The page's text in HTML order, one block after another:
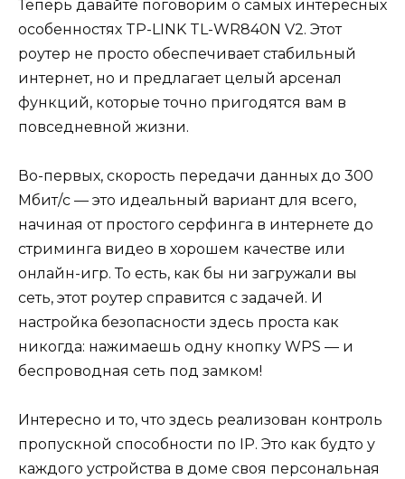
Теперь давайте поговорим о самых интересных
особенностях TP-LINK TL-WR840N V2. Этот
роутер не просто обеспечивает стабильный
интернет, но и предлагает целый арсенал
функций, которые точно пригодятся вам в
повседневной жизни.
Во-первых, скорость передачи данных до 300
Мбит/с — это идеальный вариант для всего,
начиная от простого серфинга в интернете до
стриминга видео в хорошем качестве или
онлайн-игр. То есть, как бы ни загружали вы
сеть, этот роутер справится с задачей. И
настройка безопасности здесь проста как
никогда: нажимаешь одну кнопку WPS — и
беспроводная сеть под замком!
Интересно и то, что здесь реализован контроль
пропускной способности по IP. Это как будто у
каждого устройства в доме своя персональная